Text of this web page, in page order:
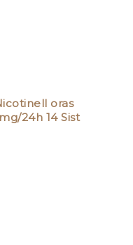
oras
24h 14 Sist